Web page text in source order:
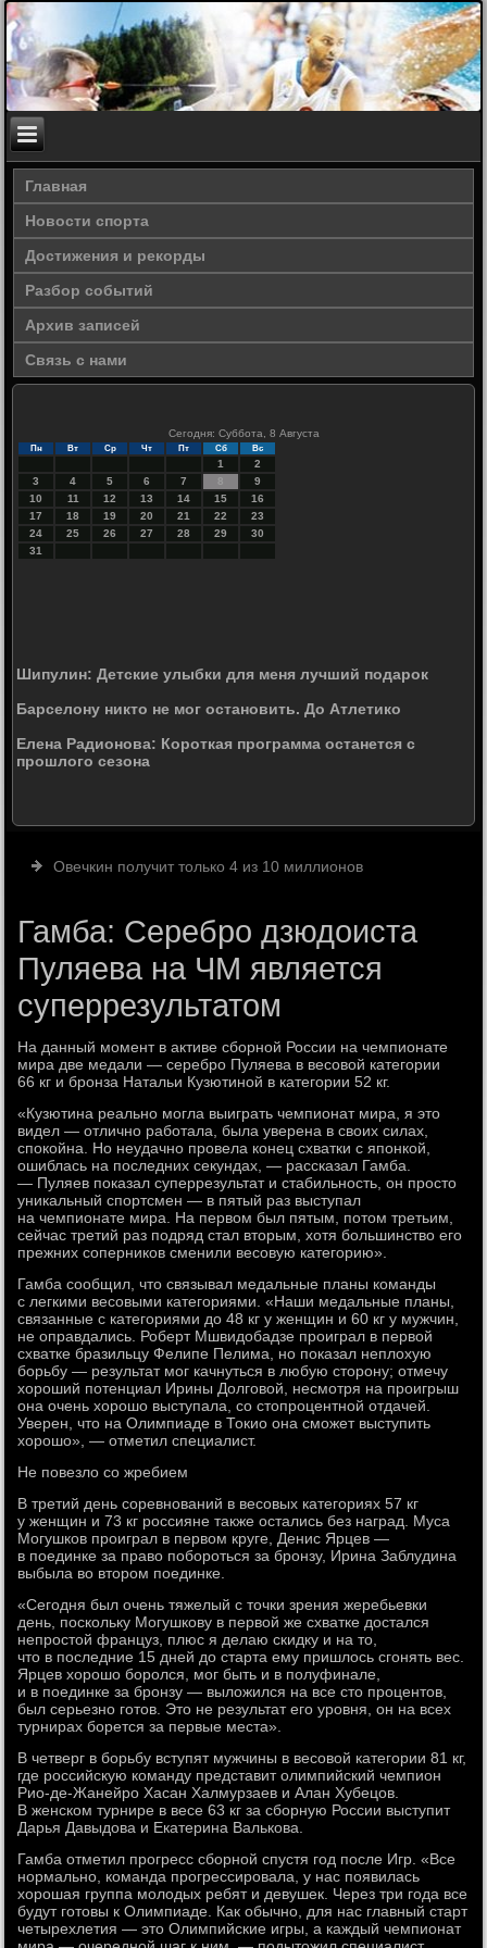
Главная
Новости спорта
Достижения и рекорды
Разбор событий
Архив записей
Связь с нами
Сегодня: Суббота, 8 Августа
Пн Вт Ср Чт Пт Сб Вс
1
2
3
4 5 6 7 8
9
10
11 12 13 14 15
16
17
18 19 20 21 22
23
24
25 26 27 28 29
30
31
Шипулин: Детские улыбки для меня лучший подарок
Барселону никто не мог остановить. До Атлетико
Елена Радионова: Короткая программа останется с
прошлого сезона
Овечкин получит только 4 из 10 миллионов
Гамба: Серебро дзюдоиста
Пуляева на ЧМ является
суперрезультатом
На данный момент в активе сборной России на чемпионате
мира две медали — серебро Пуляева в весовой категории
66 кг и бронза Натальи Кузютиной в категории 52 кг.
«Кузютина реально могла выиграть чемпионат мира, я это
видел — отлично работала, была уверена в своих силах,
спокойна. Но неудачно провела конец схватки с японкой,
ошиблась на последних секундах, — рассказал Гамба.
— Пуляев показал суперрезультат и стабильность, он просто
уникальный спортсмен — в пятый раз выступал
на чемпионате мира. На первом был пятым, потом третьим,
сейчас третий раз подряд стал вторым, хотя большинство его
прежних соперников сменили весовую категорию».
Гамба сообщил, что связывал медальные планы команды
с легкими весовыми категориями. «Наши медальные планы,
связанные с категориями до 48 кг у женщин и 60 кг у мужчин,
не оправдались. Роберт Мшвидобадзе проиграл в первой
схватке бразильцу Фелипе Пелима, но показал неплохую
борьбу — результат мог качнуться в любую сторону; отмечу
хороший потенциал Ирины Долговой, несмотря на проигрыш
она очень хорошо выступала, со стопроцентной отдачей.
Уверен, что на Олимпиаде в Токио она сможет выступить
хорошо», — отметил специалист.
Не повезло со жребием
В третий день соревнований в весовых категориях 57 кг
у женщин и 73 кг россияне также остались без наград. Муса
Могушков проиграл в первом круге, Денис Ярцев —
в поединке за право побороться за бронзу, Ирина Заблудина
выбыла во втором поединке.
«Сегодня был очень тяжелый с точки зрения жеребьевки
день, поскольку Могушкову в первой же схватке достался
непростой француз, плюс я делаю скидку и на то,
что в последние 15 дней до старта ему пришлось сгонять вес.
Ярцев хорошо боролся, мог быть и в полуфинале,
и в поединке за бронзу — выложился на все сто процентов,
был серьезно готов. Это не результат его уровня, он на всех
турнирах борется за первые места».
В четверг в борьбу вступят мужчины в весовой категории 81 кг,
где российскую команду представит олимпийский чемпион
Рио-де-Жанейро Хасан Халмурзаев и Алан Хубецов.
В женском турнире в весе 63 кг за сборную России выступит
Дарья Давыдова и Екатерина Валькова.
Гамба отметил прогресс сборной спустя год после Игр. «Все
нормально, команда прогрессировала, у нас появилась
хорошая группа молодых ребят и девушек. Через три года все
будут готовы к Олимпиаде. Как обычно, для нас главный старт
четырехлетия — это Олимпийские игры, а каждый чемпионат